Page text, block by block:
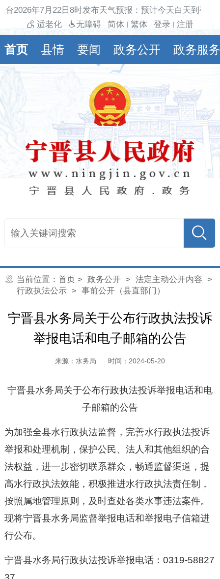
台2026年7月22日8时发布天气预报：预计今天白天到夜
适老化
无障碍 简体 繁体 登录 注册
首页 县情 要闻 政务公开 政务服务
当前位置： 首页 > 政务公开> 法定主动公开内容 >
行政执法公示> 事前公开（县直部门）
宁晋县水务局关于公布行政执法投诉
举报电话和电子邮箱的公告
来源：水务局 时间：2024-05-20
宁晋县水务局关于公布行政执法投诉举报电话和电
子邮箱的公告
为加强全县水行政执法监督，完善水行政执法投诉
举报和处理机制，保护公民、法人和其他组织的合
法权益，进一步密切联系群众，畅通监督渠道，提
高水行政执法效能，积极推进水行政执法责任制，
按照属地管理原则，及时查处各类水事违法案件。
现将宁晋县水务局监督举报电话和举报电子信箱进
行公布。
宁晋县水务局行政执法投诉举报电话：0319-58827